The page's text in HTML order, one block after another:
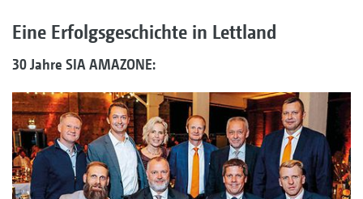
Eine Erfolgsgeschichte in Lettland
30 Jahre SIA AMAZONE: